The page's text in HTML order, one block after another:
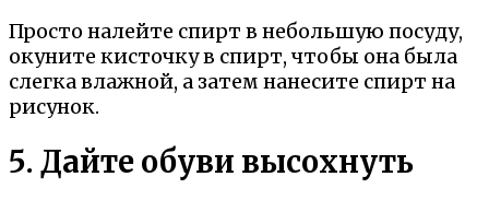
Просто налейте спирт в небольшую посуду,
окуните кисточку в спирт, чтобы она была
слегка влажной, а затем нанесите спирт на
рисунок.
5. Дайте обуви высохнуть